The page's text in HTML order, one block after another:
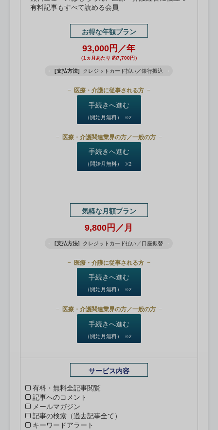
有料記事もすべて読める会員
お得な年額プラン
93,000円／年
（1ヵ月あたり 約7,700円）
[支払方法] クレジットカード払い／銀行振込
医療・介護に従事される方
手続きへ進む
（開始月無料） ※2
医療・介護関連業界の方／一般の方
手続きへ進む
（開始月無料） ※2
気軽な月額プラン
9,800円／月
[支払方法] クレジットカード払い／口座振替
医療・介護に従事される方
手続きへ進む
（開始月無料） ※2
医療・介護関連業界の方／一般の方
手続きへ進む
（開始月無料） ※2
サービス内容
有料・無料全記事閲覧
記事へのコメント
メールマガジン
記事の検索（過去記事全て）
キーワードアラート